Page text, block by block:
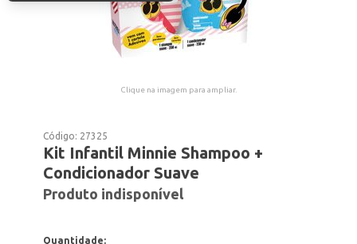
Clique na imagem para ampliar.
Código: 27325
Kit Infantil Minnie Shampoo +
Condicionador Suave
Produto indisponível
Quantidade: